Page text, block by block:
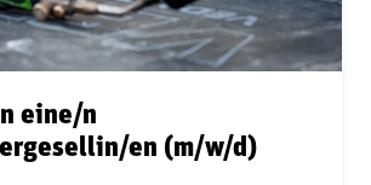
eine/n
en (m/w/d)